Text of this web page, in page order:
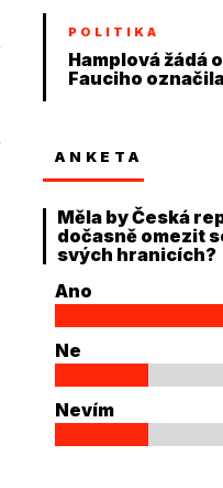
POLITIKA
Hamplová žádá
Fauciho
ANKETA
Měla by Česká
dočasně omezit
svých hranicích?
Ano
Ne
Nevím